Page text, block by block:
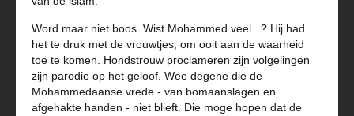
Word maar niet boos. Wist Mohammed veel...? Hij had
het te druk met de vrouwtjes, om ooit aan de waarheid
toe te komen. Hondstrouw proclameren zijn volgelingen
zijn parodie op het geloof. Wee degene die de
Mohammedaanse vrede - van bomaanslagen en
afgehakte handen - niet blieft. Die moge hopen dat de